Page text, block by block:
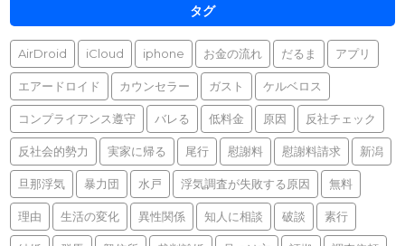
タグ
AirDroid iCloud iphone お金の流れ だるま アプリ
エアードロイド カウンセラー ガスト ケルベロス
コンプライアンス遵守 バレる 低料金 原因 反社チェック
反社会的勢力 実家に帰る 尾行 慰謝料 慰謝料請求 新潟
旦那浮気 暴力団 水戸 浮気調査が失敗する原因 無料
理由 生活の変化 異性関係 知人に相談 破談 素行